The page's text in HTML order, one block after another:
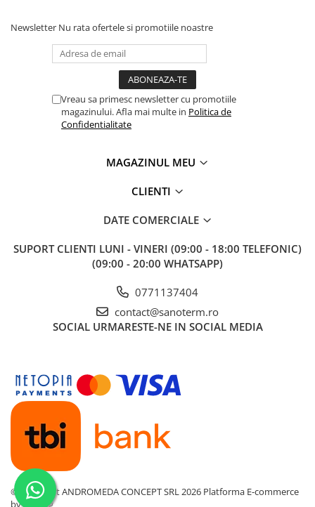
Newsletter Nu rata ofertele si promotiile noastre
Vreau sa primesc newsletter cu promotiile
magazinului. Afla mai multe in Politica de
Confidentialitate
MAGAZINUL MEU
CLIENTI
DATE COMERCIALE
SUPORT CLIENTI LUNI - VINERI (09:00 - 18:00 TELEFONIC)
(09:00 - 20:00 WHATSAPP)
0771137404
contact@sanoterm.ro
SOCIAL URMARESTE-NE IN SOCIAL MEDIA
©Copyright ANDROMEDA CONCEPT SRL 2026 Platforma E-commerce
by Gomag